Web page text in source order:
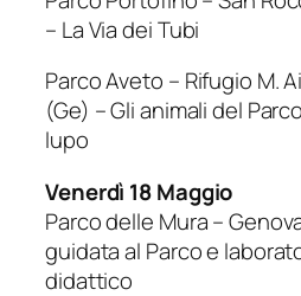
– La Via dei Tubi
Parco Aveto – Rifugio M.
(Ge) – Gli animali del
lupo
Venerdì 18 Maggio
Parco delle Mura –
guidata al Parco e
didattico